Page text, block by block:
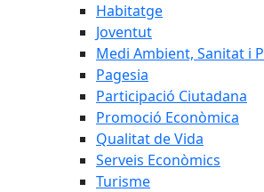
Habitatge
Joventut
Medi Ambient, Sanitat i
Pagesia
Participació Ciutadana
Promoció Econòmica
Qualitat de Vida
Serveis Econòmics
Turisme